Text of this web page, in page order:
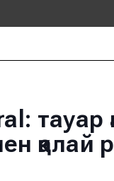
тауар
қалай